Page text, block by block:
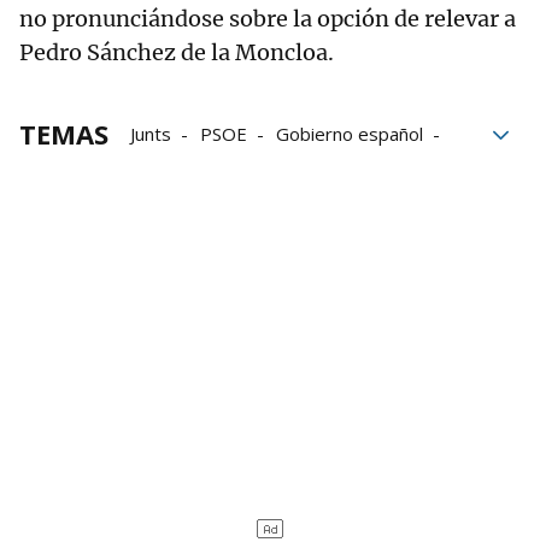
no pronunciándose sobre la opción de relevar a
Pedro Sánchez de la Moncloa.
TEMAS Junts PSOE
Gobierno español